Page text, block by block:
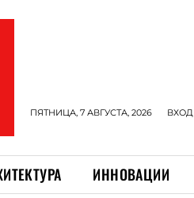
ПЯТНИЦА, 7 АВГУСТА, 2026 ВХОД
ИННОВАЦИИ